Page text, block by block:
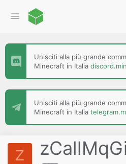
Unisciti alla più grande
Minecraft in Italia
Unisciti alla più grande
Minecraft in Italia
Z